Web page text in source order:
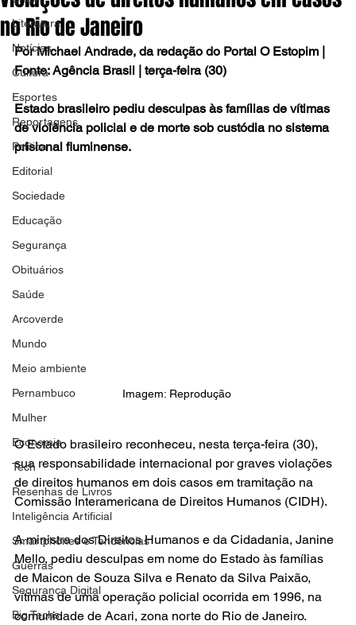
Literatura
Notícias
Cultura
Esportes
Reportagens
Política
Editorial
Sociedade
Educação
Segurança
Obituários
Saúde
Arcoverde
Mundo
Meio ambiente
Pernambuco
Mulher
Economia
Tech
Resenhas de Livros
Inteligência Artificial
Smartphones e Tendências
Guerras
Segurança Digital
Big Techs
no Rio de Janeiro
Por Michael Andrade, da redação do Portal O Estopim |
Fonte: Agência Brasil | terça-feira (30)
Estado brasileiro pediu desculpas às famílias de vítimas
de violência policial e de morte sob custódia no sistema
prisional fluminense.
Imagem: Reprodução
O Estado brasileiro reconheceu, nesta terça-feira (30),
sua responsabilidade internacional por graves violações
de direitos humanos em dois casos em tramitação na
Comissão Interamericana de Direitos Humanos (CIDH).
A ministra dos Direitos Humanos e da Cidadania, Janine
Mello, pediu desculpas em nome do Estado às famílias
de Maicon de Souza Silva e Renato da Silva Paixão,
vítimas de uma operação policial ocorrida em 1996, na
comunidade de Acari, zona norte do Rio de Janeiro.